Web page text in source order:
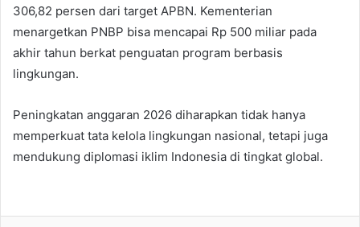
306,82 persen dari target APBN. Kementerian
menargetkan PNBP bisa mencapai Rp 500 miliar pada
akhir tahun berkat penguatan program berbasis
lingkungan.
Peningkatan anggaran 2026 diharapkan tidak hanya
memperkuat tata kelola lingkungan nasional, tetapi juga
mendukung diplomasi iklim Indonesia di tingkat global.